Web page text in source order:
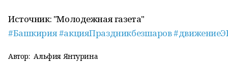
Источник: "Молодежная газета"
#Башкирия#акцияПраздникбезшаров
Автор: Альфия Янтурина